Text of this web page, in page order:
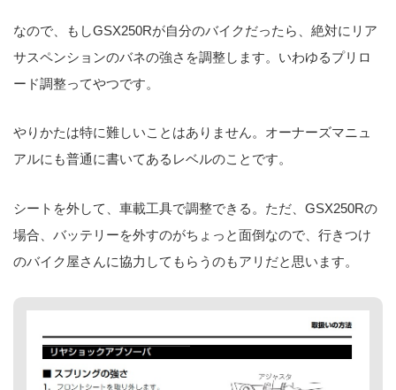
なので、もしGSX250Rが自分のバイクだったら、絶対にリア
サスペンションのバネの強さを調整します。いわゆるプリロ
ード調整ってやつです。
やりかたは特に難しいことはありません。オーナーズマニュ
アルにも普通に書いてあるレベルのことです。
シートを外して、車載工具で調整できる。ただ、GSX250Rの
場合、バッテリーを外すのがちょっと面倒なので、行きつけ
のバイク屋さんに協力してもらうのもアリだと思います。